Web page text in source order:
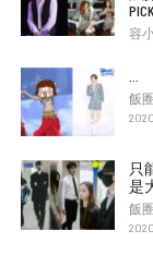
容
飯
2020
只
是
飯
2020